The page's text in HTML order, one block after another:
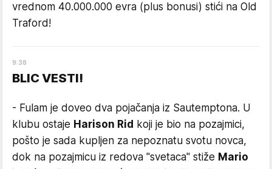
vrednom 40.000.000 evra (plus bonusi) stići na Old
Traford!
9:38
BLIC VESTI!
- Fulam je doveo dva pojačanja iz Sautemptona. U
klubu ostaje Harison Rid koji je bio na pozajmici,
pošto je sada kupljen za nepoznatu svotu novca,
dok na pozajmicu iz redova "svetaca" stiže Mario